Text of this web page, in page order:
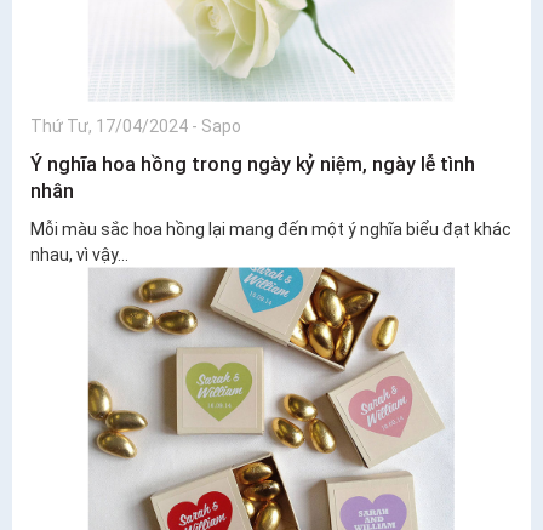
Thứ Tư, 17/04/2024 - Sapo
Ý nghĩa hoa hồng trong ngày kỷ niệm, ngày lễ tình
nhân
Mỗi màu sắc hoa hồng lại mang đến một ý nghĩa biểu đạt khác
nhau, vì vậy...